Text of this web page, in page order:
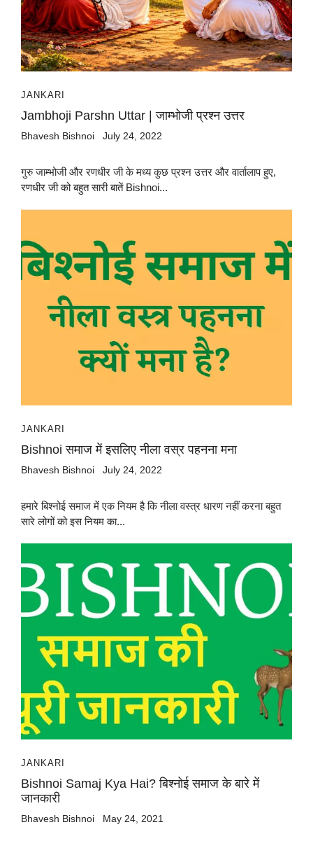
JANKARI
Jambhoji Parshn Uttar | जाम्भोजी प्रश्न उत्तर
Bhavesh Bishnoi July 24, 2022
गुरु जाम्भोजी और रणधीर जी के मध्य कुछ प्रश्न उत्तर और वार्तालाप हुए,
रणधीर जी को बहुत सारी बातें Bishnoi...
JANKARI
Bishnoi समाज में इसलिए नीला वस्र पहनना मना
Bhavesh Bishnoi July 24, 2022
हमारे बिश्नोई समाज में एक नियम है कि नीला वस्त्र धारण नहीं करना बहुत
सारे लोगों को इस नियम का...
JANKARI
Bishnoi Samaj Kya Hai? बिश्नोई समाज के बारे में
जानकारी
Bhavesh Bishnoi May 24, 2021